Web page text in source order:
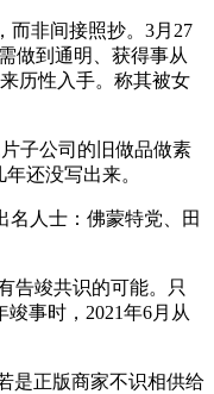
非间接照抄。3月27
做到通明、获得事从
历性入手。称其被女
子公司的旧做品做素
还没写出来。
人士：佛蒙特党、田
告竣共识的可能。只
事时，2021年6月从
是正版商家不识相供给